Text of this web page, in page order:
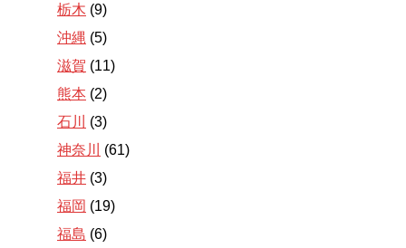
栃木 (9)
沖縄 (5)
滋賀 (11)
熊本 (2)
石川
(3)
神奈川
(61)
福井 (3)
福岡 (19)
福島 (6)